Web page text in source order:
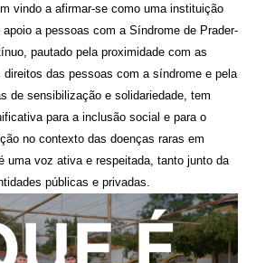
vindo a afirmar-se como uma instituição
a pessoas com a Síndrome de Prader-
pautado pela proximidade com as
das pessoas com a síndrome e pela
de sensibilização e solidariedade, tem
para a inclusão social e para o
no contexto das doenças raras em
uma voz ativa e respeitada, tanto junto da
públicas e privadas.